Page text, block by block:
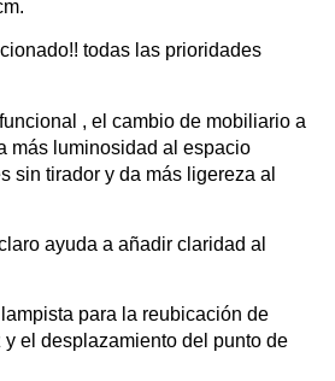
todas las prioridades
, el cambio de mobiliario a
más luminosidad al espacio
sin tirador y da más ligereza al
ayuda a añadir claridad al
para la reubicación de
el desplazamiento del punto de